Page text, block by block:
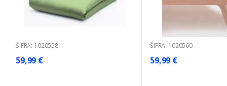
ŠIFRA: 1020558
59,99 €
ŠIFRA: 1020560
59,99 €